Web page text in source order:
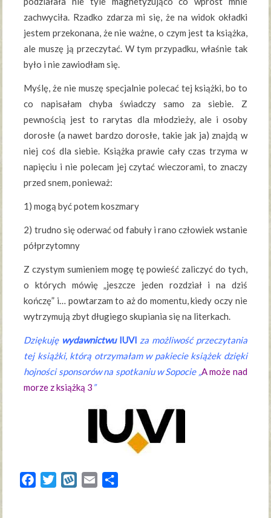
zachwyciła. Rzadko zdarza mi się, że na widok okładki
jestem przekonana, że nie ważne, o czym jest ta książka,
ale muszę ją przeczytać. W tym przypadku, właśnie tak
było i nie zawiodłam się.
Myślę, że nie muszę specjalnie polecać tej książki, bo to
co napisałam chyba świadczy samo za siebie. Z
pewnością jest to rarytas dla młodzieży, ale i osoby
dorosłe (a nawet bardzo dorosłe, takie jak ja) znajdą w
niej coś dla siebie. Książka prawie cały czas trzyma w
napięciu i nie polecam jej czytać wieczorami, to znaczy
przed snem, ponieważ:
1) mogą być potem koszmary
2) trudno się oderwać od fabuły i rano człowiek wstanie
półprzytomny
Z czystym sumieniem mogę tę powieść zaliczyć do tych,
o których mówię „jeszcze jeden rozdział i na dziś
kończę” i… powtarzam to aż do momentu, kiedy oczy nie
wytrzymują zbyt długiego skupiania się na literkach.
Dziękuję wydawnictwu IUVI za możliwość przeczytania
tej książki, którą otrzymałam w pakiecie książek dzięki
hojności sponsorów na spotkaniu w Sopocie „ A może nad
morze z książką 3”
FacebookTwitterWykopEmail